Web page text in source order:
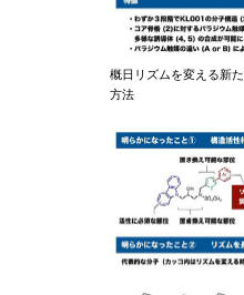
概日リズムを変える新
方法